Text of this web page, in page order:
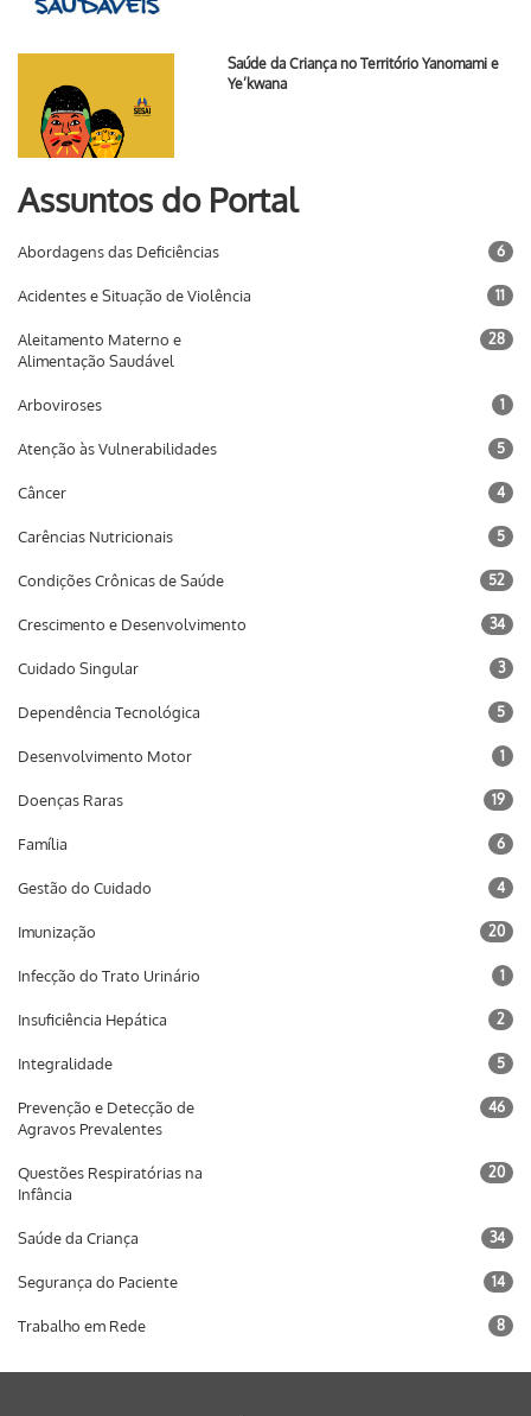
Saúde da Criança no Território Yanomami e
Ye’kwana
Assuntos do Portal
Abordagens das Deficiências 6
Acidentes e Situação de Violência 11
Aleitamento Materno e
Alimentação Saudável
28
Arboviroses 1
Atenção às Vulnerabilidades 5
Câncer 4
Carências Nutricionais 5
Condições Crônicas de Saúde 52
Crescimento e Desenvolvimento 34
Cuidado Singular 3
Dependência Tecnológica 5
Desenvolvimento Motor 1
Doenças Raras 19
Família 6
Gestão do Cuidado 4
Imunização 20
Infecção do Trato Urinário 1
Insuficiência Hepática 2
Integralidade 5
Prevenção e Detecção de
Agravos Prevalentes
46
Questões Respiratórias na
Infância
20
Saúde da Criança 34
Segurança do Paciente 14
Trabalho em Rede 8